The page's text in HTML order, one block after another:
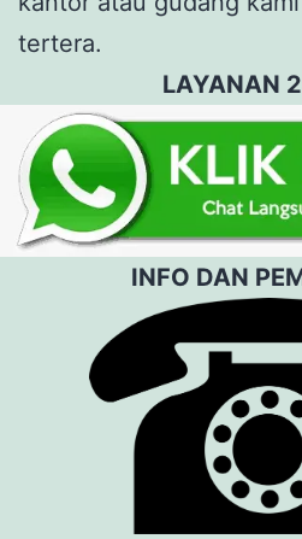
tertera.
LAYANAN
INFO DAN